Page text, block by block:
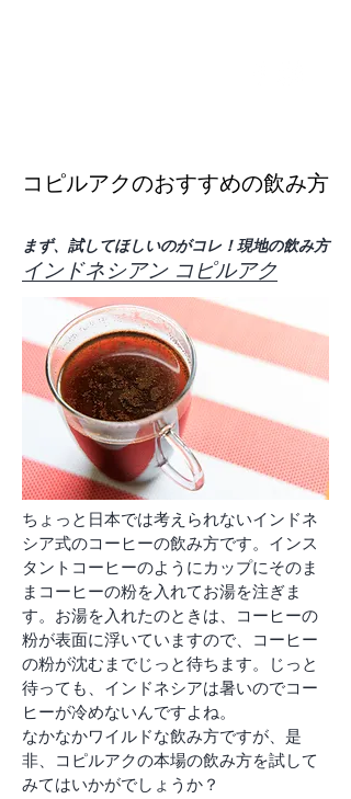
​コピルアクのおすすめの飲み方
​まず、試してほしいのがコレ！現地の飲み方
​インドネシアン コピルアク
ちょっと日本では考えられないインドネ
シア式のコーヒーの飲み方です。インス
タントコーヒーのようにカップにそのま
まコーヒーの粉を入れてお湯を注ぎま
す。お湯を入れたのときは、コーヒーの
粉が表面に浮いていますので、コーヒー
の粉が沈むまでじっと待ちます。じっと
待っても、インドネシアは暑いのでコー
ヒーが冷めないんですよね。
​なかなかワイルドな飲み方ですが、是
非、コピルアクの本場の飲み方を試して
みてはいかがでしょうか？